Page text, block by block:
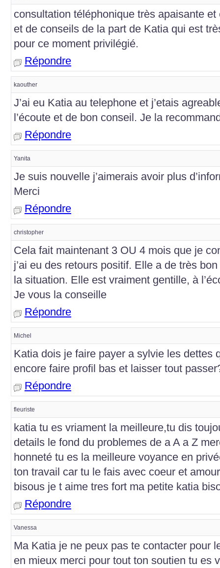
consultation téléphonique très apaisante
et de conseils de la part de Katia qui est
pour ce moment privilégié.
Répondre
kaouther
J’ai eu Katia au telephone et j’etais
l’écoute et de bon conseil. Je la
Répondre
Yanita
Je suis nouvelle j’aimerais avoir plus
Merci
Répondre
christopher
Cela fait maintenant 3 OU 4 mois que je
j’ai eu des retours positif. Elle a de très
la situation. Elle est vraiment gentille, à
Je vous la conseille
Répondre
Michel
Katia dois je faire payer a sylvie les dettes
encore faire profil bas et laisser tout
Répondre
fleuriste
katia tu es vriament la meilleure,tu dis
details le fond du problemes de a A a Z
honneté tu es la meilleure voyance en
ton travail car tu le fais avec coeur et
bisous je t aime tres fort ma petite katia
Répondre
Vanessa
Ma Katia je ne peux pas te contacter pour
en mieux merci pour tout ton soutien tu es